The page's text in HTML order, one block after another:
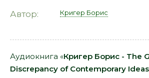
Автор: Кригер Борис
Аудиокнига «Кригер Борис - The
Discrepancy of Contemporary Ideas